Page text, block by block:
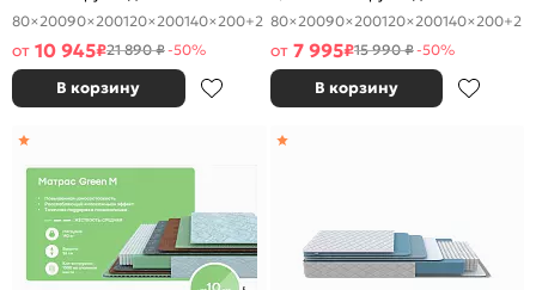
800x2000
80×20090×200120×200140×200+2
от 10 945₽21 890 ₽-50%
В корзину
800x2000
80×20090×200120×200140×200+2
от 7 995₽15 990 ₽-50%
В корзину